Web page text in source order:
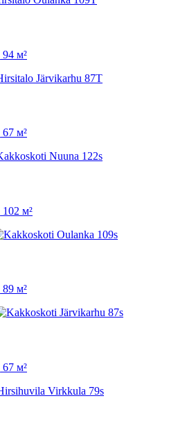
94 м²
67 м²
102 м²
89 м²
67 м²